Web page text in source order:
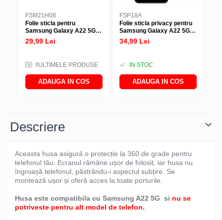
FSM21H08
Folie sticla pentru
Samsung Galaxy A22 5G -
Full glue
29,99 Lei
‼️ULTIMELE PRODUSE
ADAUGA IN COS
FSP18A
Folie sticla privacy pentru
Samsung Galaxy A22 5G -
Full glue
34,99 Lei
IN STOC
ADAUGA IN COS
Descriere
Aceasta husa asigură o protecție la 360 de grade pentru
telefonul tău. Ecranul rămâne ușor de folosit, iar husa nu
îngroașă telefonul, păstrându-i aspectul subțire. Se
montează ușor și oferă acces la toate porturile.
Husa este compatibila cu Samsung A22 5G si nu se
potriveste pentru alt model de telefon.